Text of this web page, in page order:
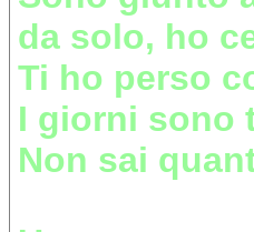
da solo, ho
Ti ho perso
I giorni sono
Non sai